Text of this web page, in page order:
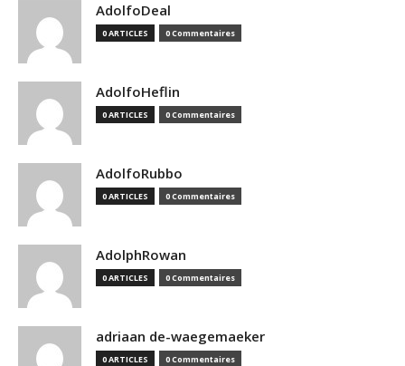
AdolfoDeal
0 ARTICLES 0 Commentaires
AdolfoHeflin
0 ARTICLES 0 Commentaires
AdolfoRubbo
0 ARTICLES 0 Commentaires
AdolphRowan
0 ARTICLES 0 Commentaires
adriaan de-waegemaeker
0 ARTICLES 0 Commentaires